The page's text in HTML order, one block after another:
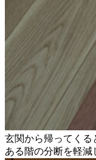
玄関から帰ってくる
ある階の分断を軽減